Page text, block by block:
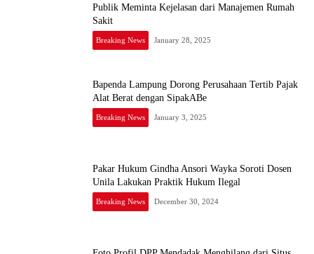
Publik Meminta Kejelasan dari Manajemen Rumah
Sakit
Breaking News January 28, 2025
Bapenda Lampung Dorong Perusahaan Tertib Pajak
Alat Berat dengan SipakABe
Breaking News January 3, 2025
Pakar Hukum Gindha Ansori Wayka Soroti Dosen
Unila Lakukan Praktik Hukum Ilegal
Breaking News December 30, 2024